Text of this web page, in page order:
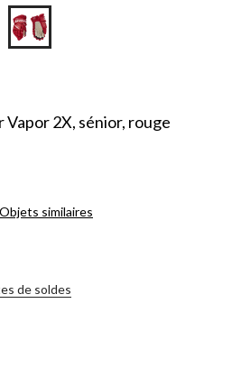
Vapor 2X, sénior, rouge
Objets similaires
de soldes